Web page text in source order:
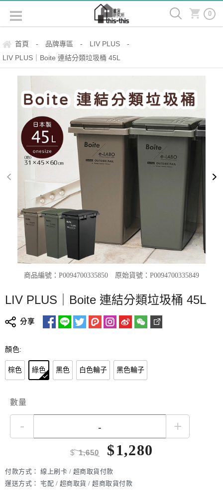
0
首頁 - 品牌專區 - LIV PLUS -
LIV PLUS｜Boite 連結分類垃圾桶 45L
商品編號：P0094700335850 原始貨號：P0094700335849
LIV PLUS｜Boite 連結分類垃圾桶 45L
分享
顏色:
棕色 綠色 黑色 白色輪子 黑色輪子
數量
- +
$1,650 $1,280
付款方式： 線上刷卡 / 超商取貨付款
運送方式：
宅配 / 超商取貨 / 超商取貨付款